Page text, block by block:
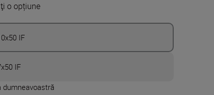
o opțiune
IF
IF
dumneavoastră